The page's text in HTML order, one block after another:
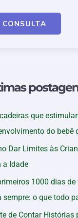
que
do bebê
Dar Limites às
a Idade
1000 dias
sempre: o que todo
de Contar Histórias